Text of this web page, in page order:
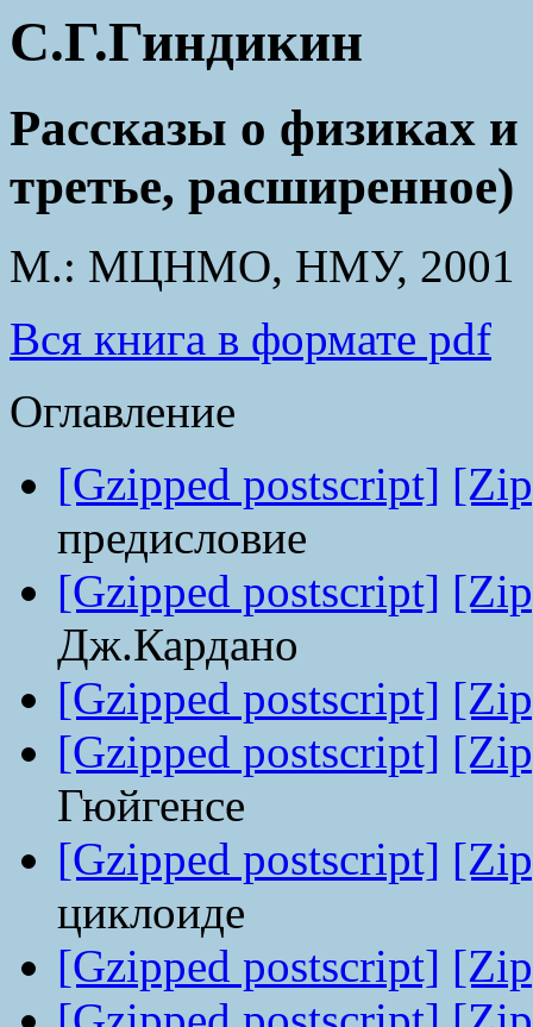
С.Г.Гиндикин
Рассказы о физиках
третье, расширенное)
М.: МЦНМО, НМУ, 2001
Вся книга в формате pdf
Оглавление
[Gzipped postscript]
предисловие
[Gzipped postscript]
Дж.Кардано
[Gzipped postscript]
[Gzipped postscript]
Гюйгенсе
[Gzipped postscript]
циклоиде
[Gzipped postscript]